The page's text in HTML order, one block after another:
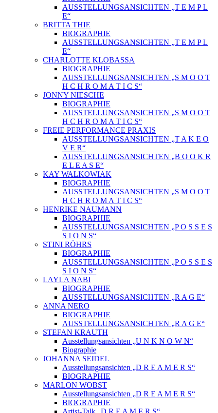
AUSSTELLUNGSANSICHTEN „T E M P L
E“
BRITTA THIE
BIOGRAPHIE
AUSSTELLUNGSANSICHTEN „T E M P L
E“
CHARLOTTE KLOBASSA
BIOGRAPHIE
AUSSTELLUNGSANSICHTEN „S M O O T
H C H R O M A T I C S“
JONNY NIESCHE
BIOGRAPHIE
AUSSTELLUNGSANSICHTEN „S M O O T
H C H R O M A T I C S“
FREIE PERFORMANCE PRAXIS
AUSSTELLUNGSANSICHTEN „T A K E O
V E R“
AUSSTELLUNGSANSICHTEN „B O O K R
E L E A S E“
KAY WALKOWIAK
BIOGRAPHIE
AUSSTELLUNGSANSICHTEN „S M O O T
H C H R O M A T I C S“
HENRIKE NAUMANN
BIOGRAPHIE
AUSSTELLUNGSANSICHTEN „P O S S E S
S I O N S“
STINI RÖHRS
BIOGRAPHIE
AUSSTELLUNGSANSICHTEN „P O S S E S
S I O N S“
LAYLA NABI
BIOGRAPHIE
AUSSTELLUNGSANSICHTEN „R A G E“
ANNA NERO
BIOGRAPHIE
AUSSTELLUNGSANSICHTEN „R A G E“
STEFAN KRAUTH
Ausstellungsansichten „U N K N O W N“
Biographie
JOHANNA SEIDEL
Ausstellungsansichten „D R E A M E R S“
BIOGRAPHIE
MARLON WOBST
Ausstellungsansichten „D R E A M E R S“
BIOGRAPHIE
Artist-Talk „D R E A M E R S“